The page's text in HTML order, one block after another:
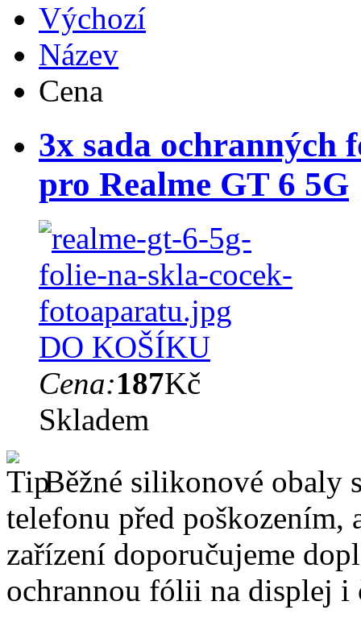
Výchozí
Název
Cena
3x sada ochranných
pro Realme GT 6 5G
DO KOŠÍKU
Cena:187Kč
Skladem
Běžné silikonové obaly
telefonu před poškozením,
zařízení doporučujeme
ochrannou fólii na displej i